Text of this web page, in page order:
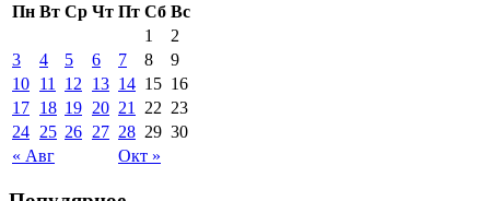
Пн Вт Ср Чт Пт Сб Вс
« Авг Окт »
1
2
3
4 5 6 7 8
9
10 11 12 13 14 15 16
17 18 19 20 21 22 23
24 25 26 27 28 29 30